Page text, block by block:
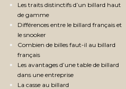
Les traits distinctifs d’un billard haut
de gamme
Différences entre le billard français et
le snooker
Combien de billes faut-il au billard
français
Les avantages d’une table de billard
dans une entreprise
La casse au billard